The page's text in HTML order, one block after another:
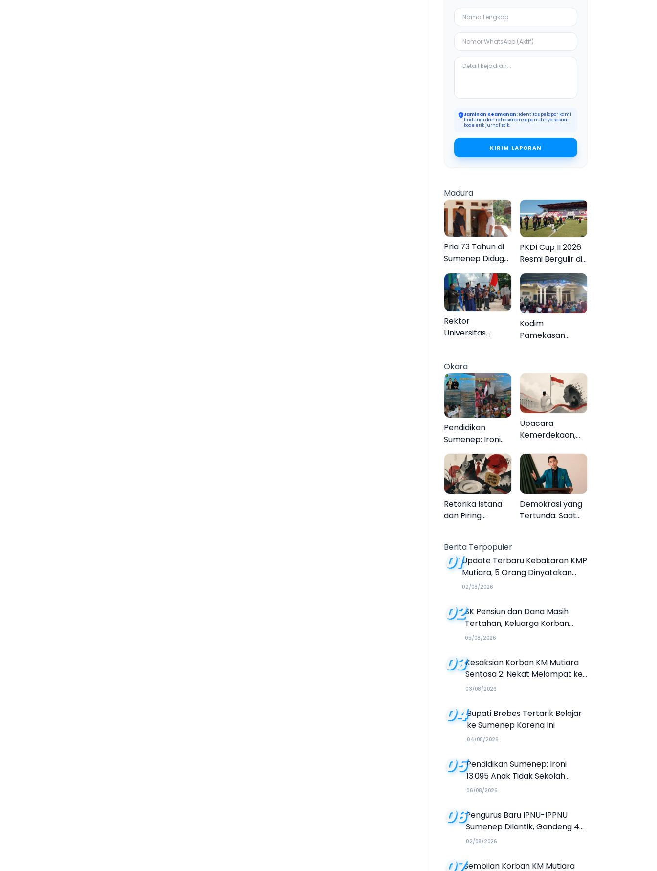
Jaminan Keamanan: Identitas pelapor kami
lindungi dan rahasiakan sepenuhnya sesuai
kode etik jurnalistik.
KIRIM LAPORAN
Madura
Pria 73 Tahun di
Sumenep Diduga
Sendiri
PKDI Cup II 2026
Resmi Bergulir di
Desa se-Madura
Rebut Tiket ke
Tingkat Nasional
Rektor
Universitas
KKN Internasional
ke Tanah Suci
dan Jeddah
Kodim
Pamekasan
Gratis, 160 Warga
Kembali Melihat
Lebih Jelas
Okara
Pendidikan
Sumenep: Ironi
13.095 Anak Tidak
Sekolah
Menyaksikan
Semarak Festival
Kalender Event
2026
Upacara
Kemerdekaan,
Melupakan
Retorika Istana
dan Piring
Demokrasi yang
Tertunda: Saat
Berita Terpopuler
01Update Terbaru Kebakaran KMP
Mutiara, 5 Orang Dinyatakan
Tewas
02/08/2026
02SK Pensiun dan Dana Masih
Tertahan, Keluarga Korban
Tagih Janji BRI Sumenep
05/08/2026
03Kesaksian Korban KM Mutiara
Sentosa 2: Nekat Melompat ke
Laut Meski Tak Bisa Berenang
03/08/2026
04Bupati Brebes Tertarik Belajar
ke Sumenep Karena Ini
04/08/2026
05Pendidikan Sumenep: Ironi
13.095 Anak Tidak Sekolah
Menyaksikan Semarak Festival
06/08/2026
06Pengurus Baru IPNU-IPPNU
Sumenep Dilantik, Gandeng 4
Kampus Buka Jalur Beasiswa
02/08/2026
Sembilan Korban KM Mutiara